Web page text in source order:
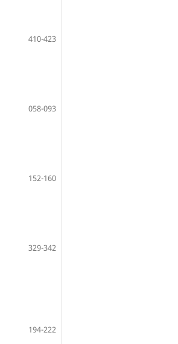
410-423
058-093
152-160
329-342
194-222